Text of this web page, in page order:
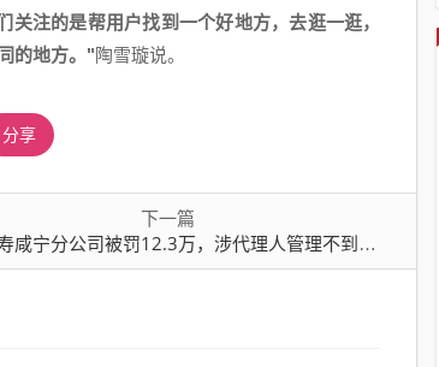
注的是帮用户找到一个好地方，去逛一逛，
的地方。"陶雪璇说。
分享
下一篇
咸宁分公司被罚12.3万，涉代理人管理不到位等